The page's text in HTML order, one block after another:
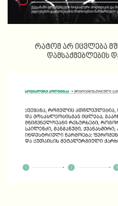
რატომ არ იცვლება
დამსაქმებლების